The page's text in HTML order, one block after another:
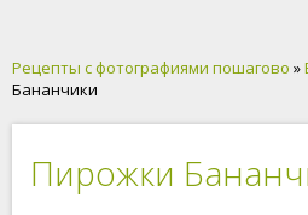
Рецепты с фотографиями пошагово »
Бананчики
Пирожки